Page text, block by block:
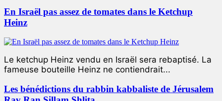
En Israël pas assez de tomates dans le Ketchup
Heinz
Le ketchup Heinz vendu en Israël sera rebaptisé. La
fameuse bouteille Heinz ne contiendrait...
Les bénédictions du rabbin kabbaliste de Jérusalem